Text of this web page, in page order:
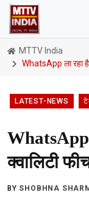
MTTV India
WhatsApp ला रहा
LATEST-NEWS
WhatsApp
क्वालिटी
BY SHOBHNA